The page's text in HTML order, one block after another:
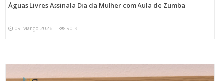
Águas Livres Assinala Dia da Mulher com Aula de Zumba
09 Março 2026 90 K